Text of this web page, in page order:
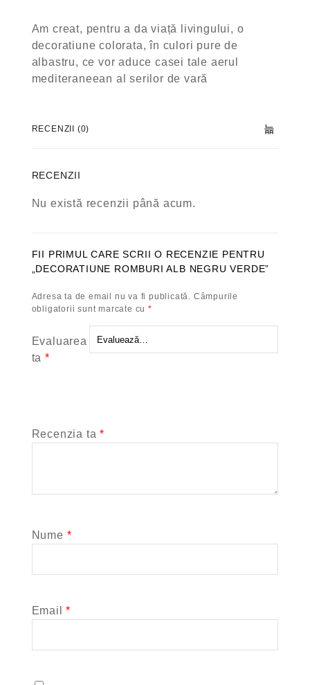
Am creat, pentru a da viață livingului, o
decoratiune colorata, în culori pure de
albastru, ce vor aduce casei tale aerul
mediteraneean al serilor de vară
RECENZII (0)
RECENZII
Nu există recenzii până acum.
FII PRIMUL CARE SCRII O RECENZIE PENTRU
„DECORATIUNE ROMBURI ALB NEGRU VERDE”
Adresa ta de email nu va fi publicată. Câmpurile
obligatorii sunt marcate cu *
Evaluarea
ta *
Recenzia ta*
Nume *
Email*